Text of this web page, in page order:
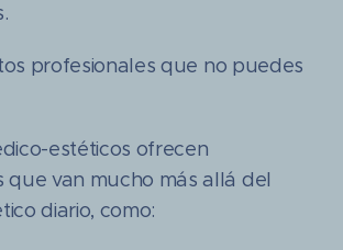
profesionales que no puedes
estéticos ofrecen
que van mucho más allá del
diario, como: